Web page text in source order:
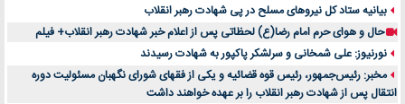
بیانیه ستاد کل نیروهای مسلح در پی شهادت رهبر انقلاب
حال و هوای حرم امام رضا(ع) لحظاتی پس از اعلام خبر شهادت رهبر انقلاب+ فیلم
نورنیوز: علی شمخانی و سرلشکر پاکپور به شهادت رسیدند
مخبر: رئیس‌جمهور، رئیس قوه ‌قضائیه و یکی از فقهای شورای نگهبان مسئولیت دوره
انتقال پس ‌از شهادت رهبر انقلاب را بر عهده خواهند داشت